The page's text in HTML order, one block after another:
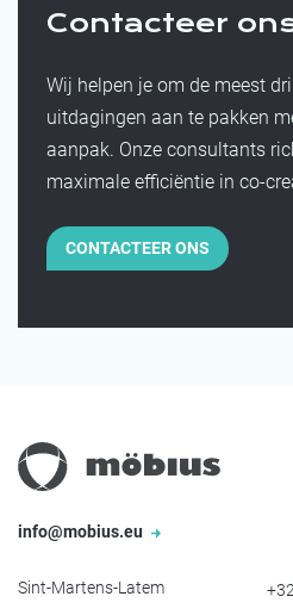
Contacteer
Wij helpen je om de meest
uitdagingen aan te pakken
aanpak. Onze consultants
maximale efficiëntie in co-
CONTACTEER ONS
info@mobius.eu
Sint-Martens-Latem